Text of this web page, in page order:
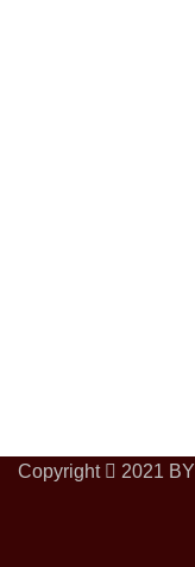
Copyright 2021 BY